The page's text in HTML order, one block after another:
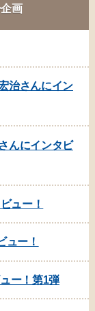
画
治さんにイン
んにインタビ
ュー！
ュー！
ー！第1弾